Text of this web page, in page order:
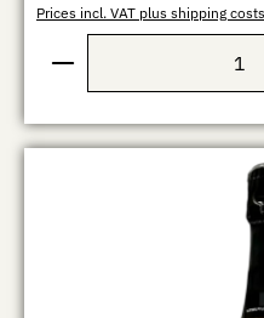
mehr Intensität und Tiefe.
bewusst handwerklich
kleinen Holzfässern,
Struktur und eine feine
um den ursprünglichen
bewahren. Die Produktion
einer Dosage von 0 g/l
Champagner sehr
sowohl die Rebsorte als
Vordergrund treten. Im
Spektrum aus roten und
würzige, leicht erdige und
Prices incl. VAT plus shipping
Product Quantity: